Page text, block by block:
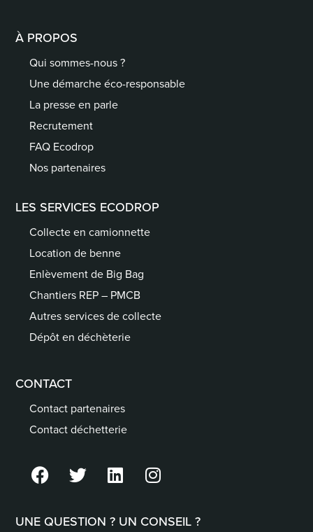
À PROPOS
Qui sommes-nous ?
Une démarche éco-responsable
La presse en parle
Recrutement
FAQ Ecodrop
Nos partenaires
LES SERVICES ECODROP
Collecte en camionnette
Location de benne
Enlèvement de Big Bag
Chantiers REP – PMCB
Autres services de collecte
Dépôt en déchèterie
CONTACT
Contact partenaires
Contact déchetterie
UNE QUESTION ? UN CONSEIL ?